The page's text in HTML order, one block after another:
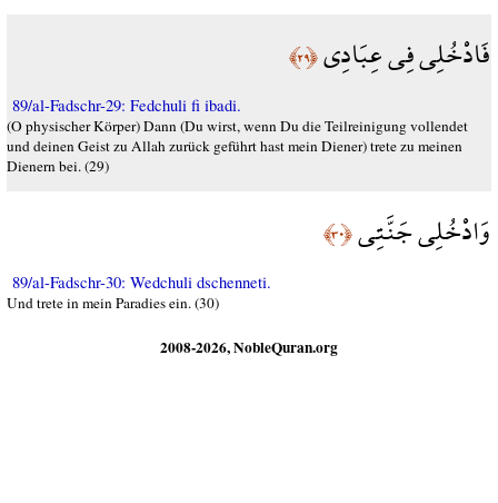
فَادْخُلِي فِي عِبَادِي﴿٢٩﴾
89/al-Fadschr-29: Fedchuli fi ibadi.
(O physischer Körper) Dann (Du wirst, wenn Du die Teilreinigung vollendet
und deinen Geist zu Allah zurück geführt hast mein Diener) trete zu meinen
Dienern bei. (29)
وَادْخُلِي جَنَّتِي﴿٣٠﴾
89/al-Fadschr-30: Wedchuli dschenneti.
Und trete in mein Paradies ein. (30)
2008-2026, NobleQuran.org